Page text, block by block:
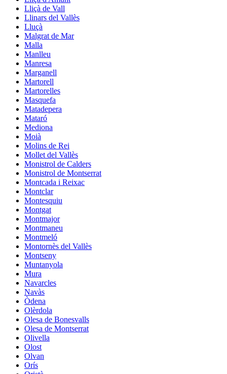
Lliçà de Vall
Llinars del Vallès
Lluçà
Malgrat de Mar
Malla
Manlleu
Manresa
Marganell
Martorell
Martorelles
Masquefa
Matadepera
Mataró
Mediona
Moià
Molins de Rei
Mollet del Vallès
Monistrol de Calders
Monistrol de Montserrat
Montcada i Reixac
Montclar
Montesquiu
Montgat
Montmajor
Montmaneu
Montmeló
Montornès del Vallès
Montseny
Muntanyola
Mura
Navarcles
Navàs
Òdena
Olèrdola
Olesa de Bonesvalls
Olesa de Montserrat
Olivella
Olost
Olvan
Orís